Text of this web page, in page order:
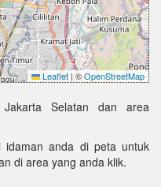
Leaflet|©OpenStreetMap
Selatan dan area
idaman anda di peta untuk
di area yang anda klik.